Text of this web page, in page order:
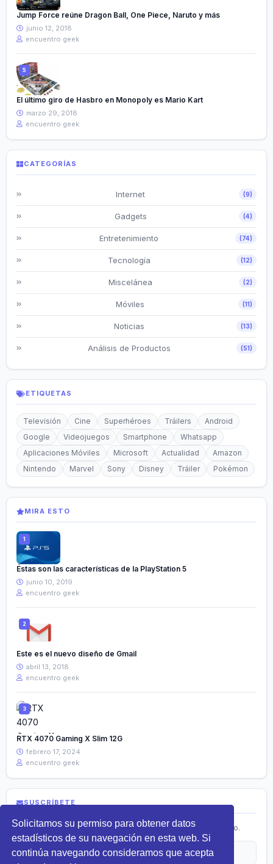
Solicitamos su permiso para obtener datos
estadísticos de su navegación en esta web. Si
continúa navegando consideramos que acepta
Jump Force reúne Dragon Ball, One Piece, Naruto y más
junio 12, 2018
encuentro geek
El último giro de Hasbro en Monopoly es Mario Kart
marzo 29, 2018
encuentro geek
CATEGORÍAS
Internet (9)
Gadgets (4)
Entretenimiento (74)
Tecnología (12)
Miscelánea (2)
Móviles (11)
Noticias (13)
Análisis de Productos (51)
ETIQUETAS
Televisión Cine Superhéroes Tráilers
Android
Google
Videojuegos Smartphone
Whatsapp
Aplicaciones Móviles
Microsoft Actualidad
Amazon
Nintendo
Marvel Sony Disney Tráiler Pokémon
MIRA ESTO
Éstas son las características de la PlayStation 5
junio 10, 2019
encuentro geek
Este es el nuevo diseño de Gmail
abril 13, 2018
encuentro geek
RTX 4070 Gaming X Slim 12G
febrero 17, 2024
encuentro geek
SUSCRÍBETE
Recibe lo más nuevo en tecnología directamente en tu correo.